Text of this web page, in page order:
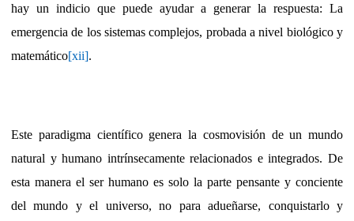
hay un indicio que puede ayudar a generar la respuesta: La
emergencia de los sistemas complejos, probada a nivel biológico y
matemático[xii].
Este paradigma científico genera la cosmovisión de un mundo
natural y humano intrínsecamente relacionados e integrados. De
esta manera el ser humano es solo la parte pensante y conciente
del mundo y el universo, no para adueñarse, conquistarlo y